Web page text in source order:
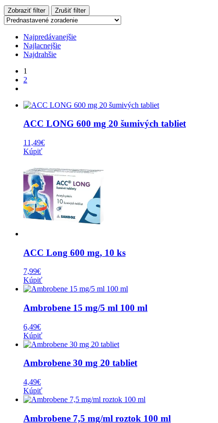
Zobraziť filter Zrušiť filter
Najpredávanejšie
Najlacnejšie
Najdrahšie
1
2
ACC LONG 600 mg 20 šumivých tabliet
11,49€
Kúpiť
ACC Long 600 mg, 10 ks
7,99€
Kúpiť
Ambrobene 15 mg/5 ml 100 ml
6,49€
Kúpiť
Ambrobene 30 mg 20 tabliet
4,49€
Kúpiť
Ambrobene 7,5 mg/ml roztok 100 ml